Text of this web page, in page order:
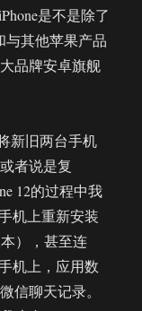
是不是除了
与其他苹果产品
品牌安卓旗舰
新旧两台手机
者说是复
12的过程中我
机上重新安装
），甚至连
机上，应用数
信聊天记录。